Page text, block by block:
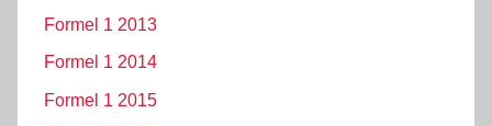
Formel 1 2013
Formel 1 2014
Formel 1 2015